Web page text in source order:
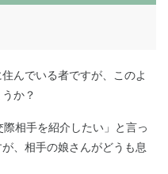
んでいる者ですが、このよ
か？
相手を紹介したい」と言っ
、相手の娘さんがどうも息